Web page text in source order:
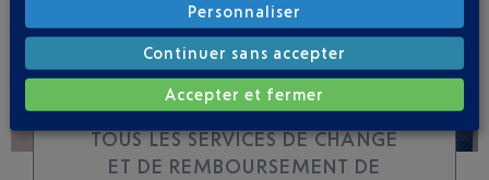
TOUS LES SERVICES DE CHANGE
ET DE REMBOURSEMENT DE
Personnaliser
Continuer sans accepter
Accepter et fermer